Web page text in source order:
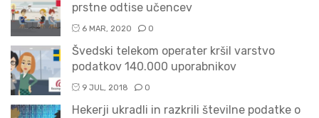
prstne odtise učencev
6 MAR, 2020 0
Švedski telekom operater kršil varstvo
podatkov 140.000 uporabnikov
9 JUL, 2018 0
Hekerji ukradli in razkrili številne podatke o